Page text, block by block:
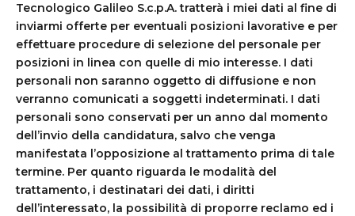
Tecnologico Galileo S.c.p.A. tratterà i miei dati al fine di
inviarmi offerte per eventuali posizioni lavorative e per
effettuare procedure di selezione del personale per
posizioni in linea con quelle di mio interesse. I dati
personali non saranno oggetto di diffusione e non
verranno comunicati a soggetti indeterminati. I dati
personali sono conservati per un anno dal momento
dell’invio della candidatura, salvo che venga
manifestata l’opposizione al trattamento prima di tale
termine. Per quanto riguarda le modalità del
trattamento, i destinatari dei dati, i diritti
dell’interessato, la possibilità di proporre reclamo ed i